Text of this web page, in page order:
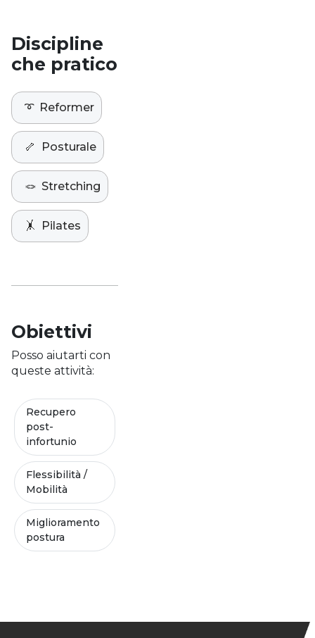
Discipline
che pratico
➰ Reformer
🦴 Posturale
🪢 Stretching
🤸 Pilates
Obiettivi
Posso aiutarti con
queste attività:
Recupero
post-
infortunio
Flessibilità /
Mobilità
Miglioramento
postura